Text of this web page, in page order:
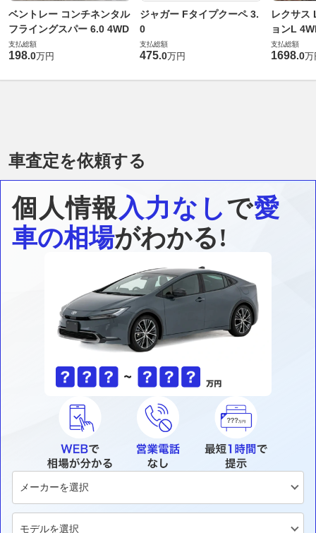
ベントレー コンチネンタル
フライングスパー 6.0 4WD
支払総額
198.0万円
ジャガー Fタイプクーペ 3.
0
支払総額
475.0万円
レクサス
ョンL
支払総額
1698.0万
車査定を依頼する
個人情報入力なしで愛
車の相場がわかる!